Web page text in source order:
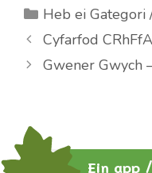
Categories
Heb ei Gategori
Cyfarfod
Gwener Gwych
Ein app